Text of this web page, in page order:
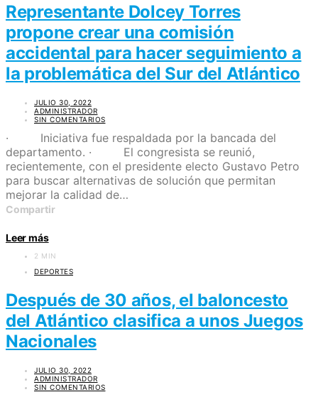
Representante Dolcey Torres
propone crear una comisión
accidental para hacer seguimiento a
la problemática del Sur del Atlántico
JULIO 30, 2022
ADMINISTRADOR
SIN COMENTARIOS
· Iniciativa fue respaldada por la bancada del
departamento. · El congresista se reunió,
recientemente, con el presidente electo Gustavo Petro
para buscar alternativas de solución que permitan
mejorar la calidad de…
Compartir
Leer más
2 MIN
DEPORTES
Después de 30 años, el baloncesto
del Atlántico clasifica a unos Juegos
Nacionales
JULIO 30, 2022
ADMINISTRADOR
SIN COMENTARIOS